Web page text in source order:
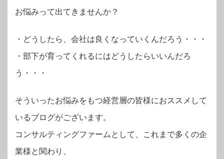
お悩みって出てきませんか？
・ どうしたら、会社は良くなっていくんだろう・・・
・部下が育ってくれるにはどうしたらいいんだろ
う・・・
そういったお悩みをもつ経営層の皆様におススメして
いるブログがございます。
コンサルティングファームとして、これまで多くの企
業様と関わり、